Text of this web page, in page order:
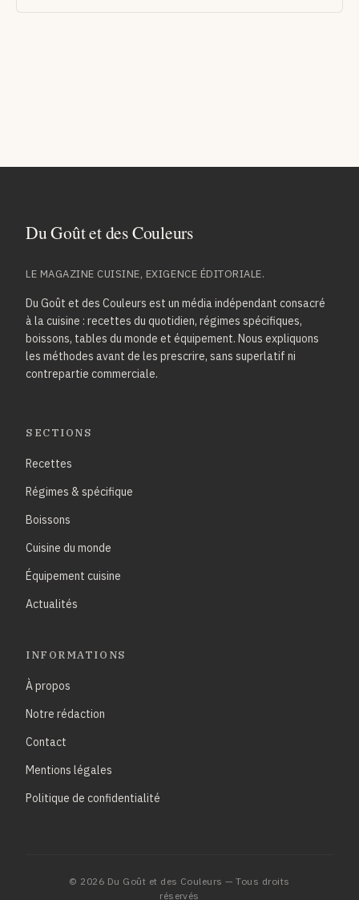
LE MAGAZINE CUISINE, EXIGENCE ÉDITORIALE.
Du Goût et des Couleurs est un média indépendant consacré
à la cuisine : recettes du quotidien, régimes spécifiques,
boissons, tables du monde et équipement. Nous expliquons
les méthodes avant de les prescrire, sans superlatif ni
contrepartie commerciale.
SECTIONS
Recettes
Régimes & spécifique
Boissons
Cuisine du monde
Équipement cuisine
Actualités
INFORMATIONS
À propos
Notre rédaction
Contact
Mentions légales
Politique de confidentialité
© 2026 Du Goût et des Couleurs — Tous droits
réservés